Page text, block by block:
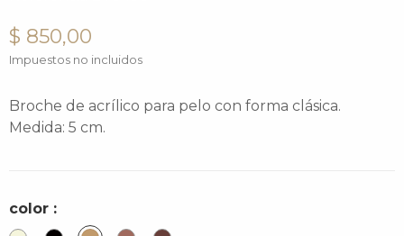
$ 850,00
Impuestos no incluidos
Broche de acrílico para pelo con forma clásica.
Medida: 5 cm.
color :